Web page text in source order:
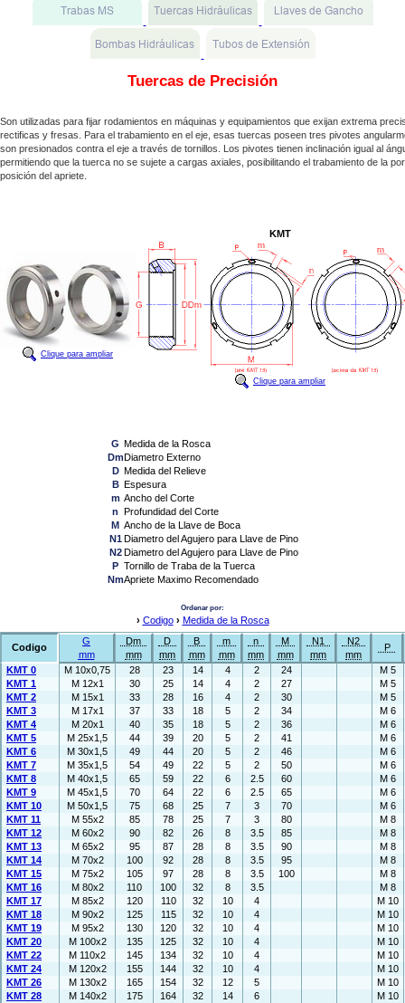
Tuercas de Precisión
Son utilizadas para fijar rodamientos en máquinas y equipamientos que exijan extrema
rectificas y fresas. Para el trabamiento en el eje, esas tuercas poseen tres pivotes
son presionados contra el eje a través de tornillos. Los pivotes tienen inclinación igual al
permitiendo que la tuerca no se sujete a cargas axiales, posibilitando el trabamiento de la
posición del apriete.
Clique para ampliar
KMT
Clique para ampliar
G Medida de la Rosca
DmDiametro Externo
D Medida del Relieve
B Espesura
m Ancho del Corte
n Profundidad del Corte
M Ancho de la Llave de Boca
N1 Diametro del Agujero para Llave de Pino
N2 Diametro del Agujero para Llave de Pino
P Tornillo de Traba de la Tuerca
NmApriete Maximo Recomendado
Ordenar por:
› Codigo › Medida de la Rosca
Codigo
G
mm
Dm
mm
D
mm
B
mm
m
mm
n
mm
M
mm
N1
mm
N2
mm
P
KMT 0 M 10x0,75 28 23 14 4 2 24
M 5
KMT 1
M 12x1 30 25 14 4 2 27
M 5
KMT 2
M 15x1 33 28 16 4 2 30
M 5
KMT 3
M 17x1 37 33 18 5 2 34
M 6
KMT 4
M 20x1 40 35 18 5 2 36
M 6
KMT 5
M 25x1,5 44 39 20 5 2 41
M 6
KMT 6
M 30x1,5 49 44 20 5 2 46
M 6
KMT 7
M 35x1,5 54 49 22 5 2 50
M 6
KMT 8
M 40x1,5 65 59 22 6 2.5 60
M 6
KMT 9
M 45x1,5 70 64 22 6 2.5 65
M 6
KMT 10
M 50x1,5 75 68 25 7 3 70
M 6
KMT 11
M 55x2 85 78 25 7 3 80
M 8
KMT 12
M 60x2 90 82 26 8 3.5 85
M 8
KMT 13
M 65x2 95 87 28 8 3.5 90
M 8
KMT 14
M 70x2 100 92 28 8 3.5 95
M 8
KMT 15
M 75x2 105 97 28 8 3.5 100
M 8
KMT 16
M 80x2 110 100 32 8 3.5
M 8
KMT 17
M 85x2 120 110 32 10 4
M 10
KMT 18
M 90x2 125 115 32 10 4
M 10
KMT 19
M 95x2 130 120 32 10 4
M 10
KMT 20
M 100x2 135 125 32 10 4
M 10
KMT 22
M 110x2 145 134 32 10 4
M 10
KMT 24
M 120x2 155 144 32 10 4
M 10
KMT 26
M 130x2 165 154 32 12 5
M 10
KMT 28
M 140x2 175 164 32 14 6
M 10